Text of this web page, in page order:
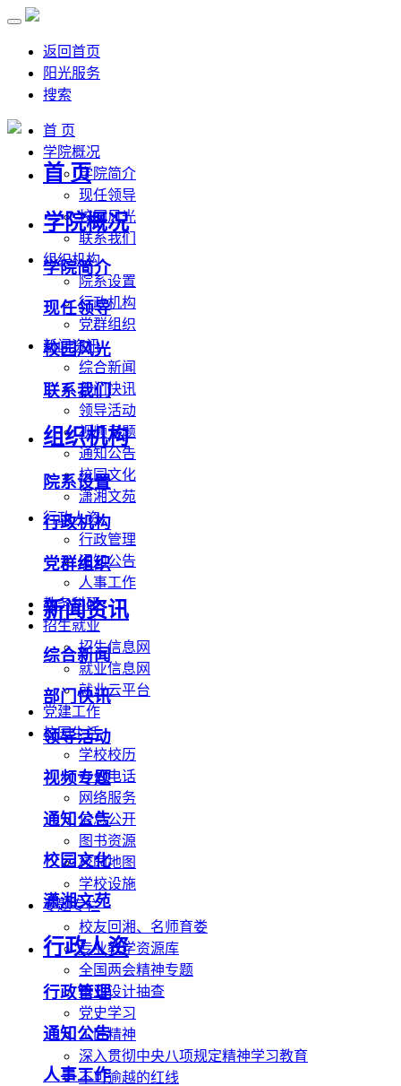
返回首页
阳光服务
搜索
首 页
学院概况
学院简介
现任领导
校园风光
联系我们
组织机构
院系设置
行政机构
党群组织
新闻资讯
综合新闻
部门快讯
领导活动
视频专题
通知公告
校园文化
潇湘文苑
行政人资
行政管理
通知公告
人事工作
教务科研
招生就业
招生信息网
就业信息网
就业云平台
党建工作
校园生活
学校校历
办公电话
网络服务
信息公开
图书资源
校园地图
学校设施
专题专栏
校友回湘、名师育娄
专业教学资源库
全国两会精神专题
毕业设计抽查
党史学习
工匠精神
深入贯彻中央八项规定精神学习教育
不可逾越的红线
首 页
学院概况
学院简介
现任领导
校园风光
联系我们
组织机构
院系设置
行政机构
党群组织
新闻资讯
综合新闻
部门快讯
领导活动
视频专题
通知公告
校园文化
潇湘文苑
行政人资
行政管理
通知公告
人事工作